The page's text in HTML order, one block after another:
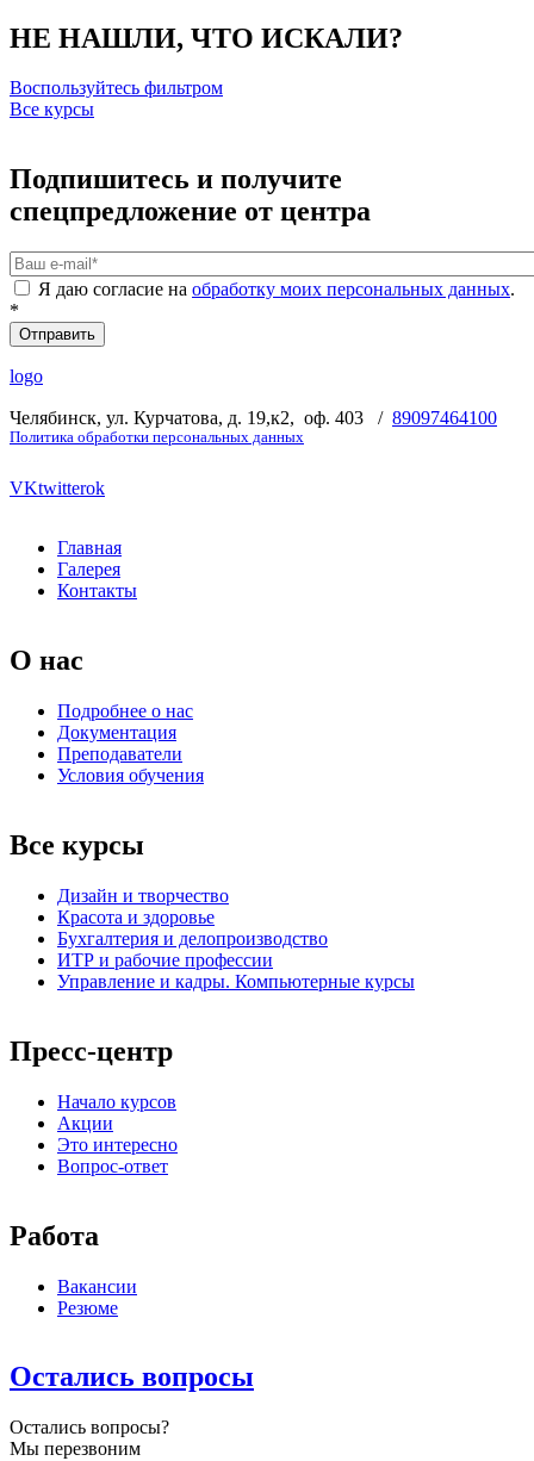
НЕ НАШЛИ, ЧТО ИСКАЛИ?
Воспользуйтесь фильтром
Все курсы
Подпишитесь и получите
спецпредложение от центра
Ваш e-mail
Я даю согласие на обработку моих персональных данных.
*
logo
Челябинск, ул. Курчатова, д. 19,к2, оф. 403 / 89097464100
Политика обработки персональных данных
VKtwitterok
Главная
Галерея
Контакты
О нас
Подробнее о нас
Документация
Преподаватели
Условия обучения
Все курсы
Дизайн и творчество
Красота и здоровье
Бухгалтерия и делопроизводство
ИТР и рабочие профессии
Управление и кадры. Компьютерные курсы
Пресс-центр
Начало курсов
Акции
Это интересно
Вопрос-ответ
Работа
Вакансии
Резюме
Остались вопросы
Остались вопросы?
Мы перезвоним